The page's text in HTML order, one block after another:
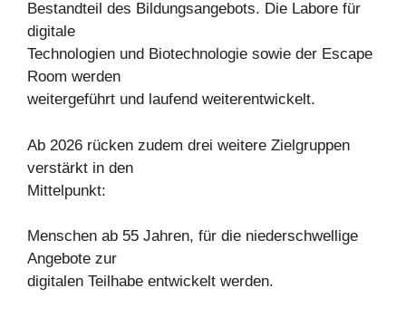
Bestandteil des Bildungsangebots. Die Labore für
digitale
Technologien und Biotechnologie sowie der Escape
Room werden
weitergeführt und laufend weiterentwickelt.
Ab 2026 rücken zudem drei weitere Zielgruppen
verstärkt in den
Mittelpunkt:
Menschen ab 55 Jahren, für die niederschwellige
Angebote zur
digitalen Teilhabe entwickelt werden.